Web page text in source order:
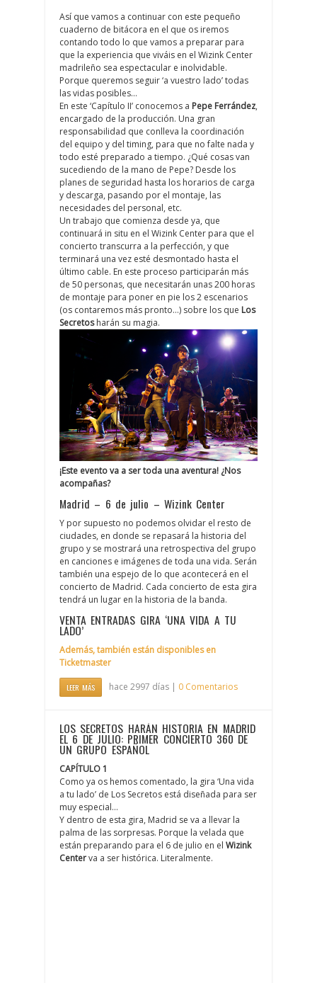
Así que vamos a continuar con este pequeño
cuaderno de bitácora en el que os iremos
contando todo lo que vamos a preparar para
que la experiencia que viváis en el Wizink Center
madrileño sea espectacular e inolvidable.
Porque queremos seguir ‘a vuestro lado’ todas
las vidas posibles…
En este ‘Capítulo II’ conocemos a Pepe Ferrández,
encargado de la producción. Una gran
responsabilidad que conlleva la coordinación
del equipo y del timing, para que no falte nada y
todo esté preparado a tiempo. ¿Qué cosas van
sucediendo de la mano de Pepe? Desde los
planes de seguridad hasta los horarios de carga
y descarga, pasando por el montaje, las
necesidades del personal, etc.
Un trabajo que comienza desde ya, que
continuará in situ en el Wizink Center para que el
concierto transcurra a la perfección, y que
terminará una vez esté desmontado hasta el
último cable. En este proceso participarán más
de 50 personas, que necesitarán unas 200 horas
de montaje para poner en pie los 2 escenarios
(os contaremos más pronto…) sobre los que Los
Secretosharán su magia.
¡Este evento va a ser toda una aventura! ¿Nos
acompañas?
Madrid – 6 de julio – Wizink Center
Y por supuesto no podemos olvidar el resto de
ciudades, en donde se repasará la historia del
grupo y se mostrará una retrospectiva del grupo
en canciones e imágenes de toda una vida. Serán
también una espejo de lo que acontecerá en el
concierto de Madrid. Cada concierto de esta gira
tendrá un lugar en la historia de la banda.
VENTA ENTRADAS GIRA ‘UNA VIDA A TU
LADO’
Además, también están disponibles en
Ticketmaster
LEER MÁS hace 2997 días | 0 Comentarios
LOS SECRETOS HARÁN HISTORIA EN MADRID
EL 6 DE JULIO: PRIMER CONCIERTO 360 DE
UN GRUPO ESPAÑOL
CAPÍTULO 1
Como ya os hemos comentado, la gira ‘Una vida
a tu lado’ de Los Secretos está diseñada para ser
muy especial…
Y dentro de esta gira, Madrid se va a llevar la
palma de las sorpresas. Porque la velada que
están preparando para el 6 de julio en el Wizink
Centerva a ser histórica. Literalmente.